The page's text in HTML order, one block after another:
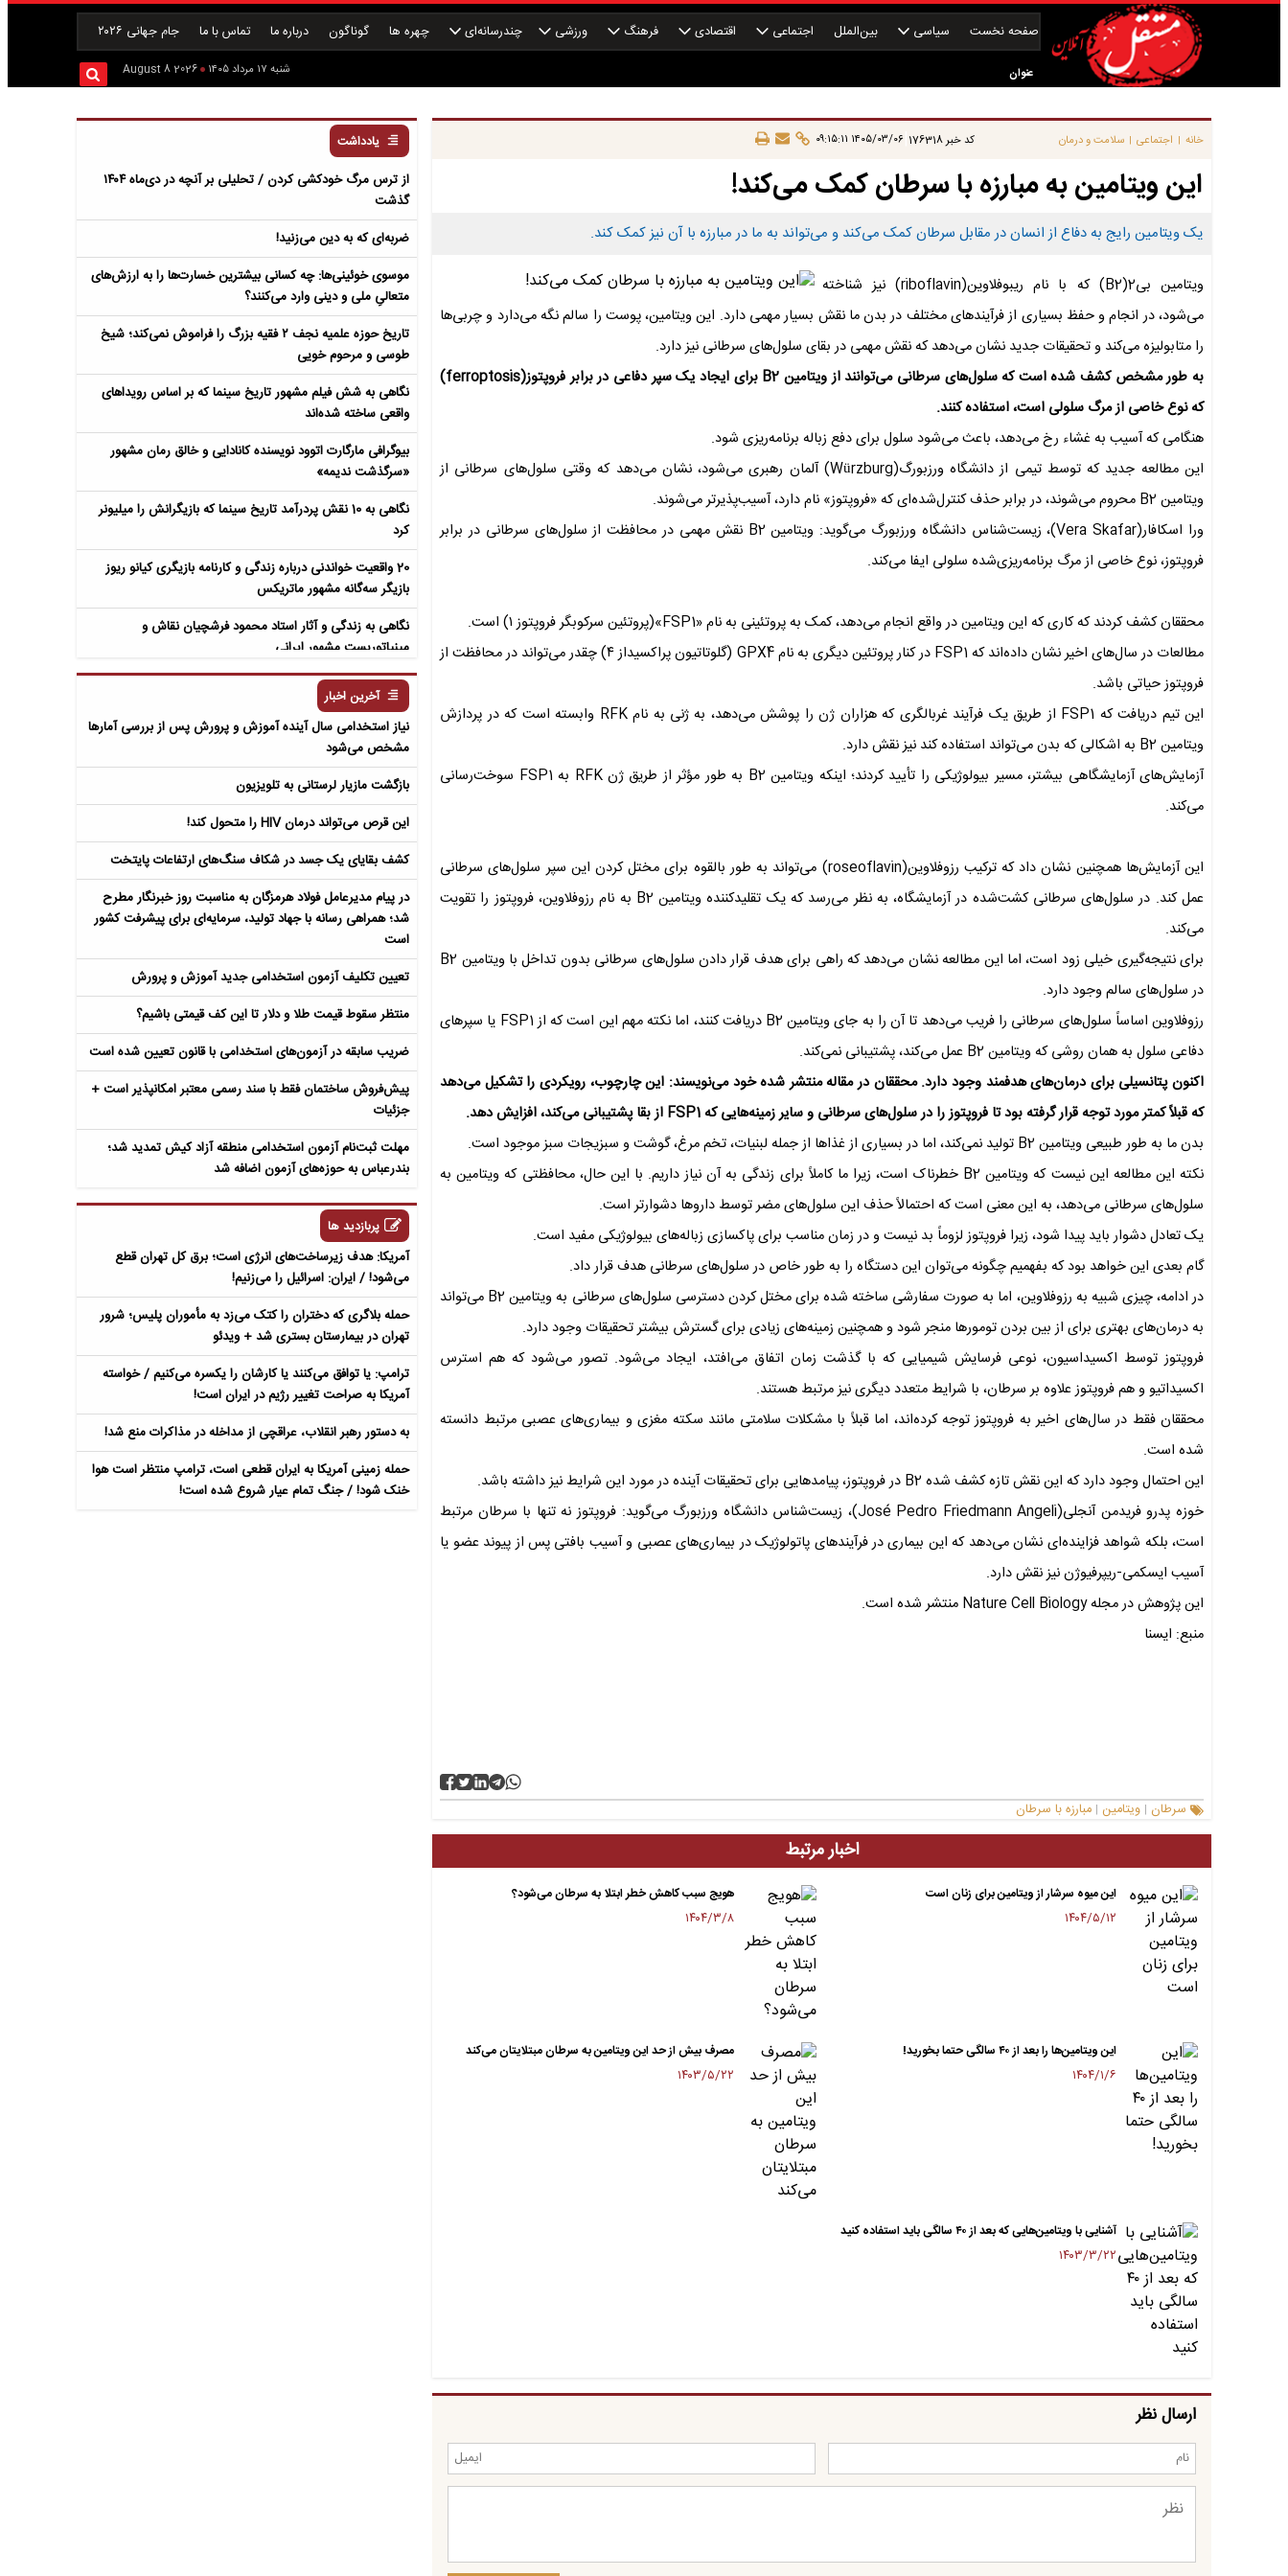
صفحه نخست سیاسی بین‌الملل اجتماعی اقتصادی فرهنگ ورزشی چندرسانه‌ای چهره ها گوناگون درباره ما تماس با ما جام جهانی ۲۰۲۶
عنوان شنبه ۱۷ مرداد ۱۴۰۵ 2026 August 8
خانه | اجتماعی | سلامت و درمان کد خبر176318 ۱۴۰۵/۰۳/۰۶ ۰۹:۱۵:۱۱
این ویتامین به مبارزه با سرطان کمک می‌کند!
یک ویتامین رایج به دفاع از انسان در مقابل سرطان کمک می‌کند و می‌تواند به ما در مبارزه با آن نیز کمک کند.
ویتامین بی2(B2) که با نام ریبوفلاوین(riboflavin) نیز شناخته
می‌شود، در انجام و حفظ بسیاری از فرآیندهای مختلف در بدن ما نقش بسیار مهمی دارد. این ویتامین، پوست را سالم نگه می‌دارد و چربی‌ها
را متابولیزه می‌کند و تحقیقات جدید نشان می‌دهد که نقش مهمی در بقای سلول‌های سرطانی نیز دارد.
به طور مشخص کشف شده است که سلول‌های سرطانی می‌توانند از ویتامین B2 برای ایجاد یک سپر دفاعی در برابر فروپتوز(ferroptosis)
که نوع خاصی از مرگ سلولی است، استفاده کنند.
هنگامی که آسیب به غشاء رخ می‌دهد، باعث می‌شود سلول برای دفع زباله برنامه‌ریزی شود.
این مطالعه جدید که توسط تیمی از دانشگاه ورزبورگ(Würzburg) آلمان رهبری می‌شود، نشان می‌دهد که وقتی سلول‌های سرطانی از
ویتامین B2 محروم می‌شوند، در برابر حذف کنترل‌شده‌ای که «فروپتوز» نام دارد، آسیب‌پذیرتر می‌شوند.
ورا اسکافار(Vera Skafar)، زیست‌شناس دانشگاه ورزبورگ می‌گوید: ویتامین B2 نقش مهمی در محافظت از سلول‌های سرطانی در برابر
فروپتوز، نوع خاصی از مرگ برنامه‌ریزی‌شده سلولی ایفا می‌کند.
محققان کشف کردند که کاری که این ویتامین در واقع انجام می‌دهد، کمک به پروتئینی به نام «FSP1»(پروتئین سرکوبگر فروپتوز ۱) است.
مطالعات در سال‌های اخیر نشان داده‌اند که FSP1 در کنار پروتئین دیگری به نام GPX4 (گلوتاتیون پراکسیداز ۴) چقدر می‌تواند در محافظت از
فروپتوز حیاتی باشد.
این تیم دریافت که FSP1 از طریق یک فرآیند غربالگری که هزاران ژن را پوشش می‌دهد، به ژنی به نام RFK وابسته است که در پردازش
ویتامین B2 به اشکالی که بدن می‌تواند استفاده کند نیز نقش دارد.
آزمایش‌های آزمایشگاهی بیشتر، مسیر بیولوژیکی را تأیید کردند؛ اینکه ویتامین B2 به طور مؤثر از طریق ژن RFK به FSP1 سوخت‌رسانی
می‌کند.
این آزمایش‌ها همچنین نشان داد که ترکیب رزوفلاوین(roseoflavin) می‌تواند به طور بالقوه برای مختل کردن این سپر سلول‌های سرطانی
عمل کند. در سلول‌های سرطانی کشت‌شده در آزمایشگاه، به نظر می‌رسد که یک تقلیدکننده ویتامین B2 به نام رزوفلاوین، فروپتوز را تقویت
می‌کند.
برای نتیجه‌گیری خیلی زود است، اما این مطالعه نشان می‌دهد که راهی برای هدف قرار دادن سلول‌های سرطانی بدون تداخل با ویتامین B2
در سلول‌های سالم وجود دارد.
رزوفلاوین اساساً سلول‌های سرطانی را فریب می‌دهد تا آن را به جای ویتامین B2 دریافت کنند، اما نکته مهم این است که از FSP1 یا سپرهای
دفاعی سلول به همان روشی که ویتامین B2 عمل می‌کند، پشتیبانی نمی‌کند.
اکنون پتانسیلی برای درمان‌های هدفمند وجود دارد. محققان در مقاله منتشر شده خود می‌نویسند: این چارچوب، رویکردی را تشکیل می‌دهد
که قبلاً کمتر مورد توجه قرار گرفته بود تا فروپتوز را در سلول‌های سرطانی و سایر زمینه‌هایی که FSP1 از بقا پشتیبانی می‌کند، افزایش دهد.
بدن ما به طور طبیعی ویتامین B2 تولید نمی‌کند، اما در بسیاری از غذاها از جمله لبنیات، تخم مرغ، گوشت و سبزیجات سبز موجود است.
نکته این مطالعه این نیست که ویتامین B2 خطرناک است، زیرا ما کاملاً برای زندگی به آن نیاز داریم. با این حال، محافظتی که ویتامین به
سلول‌های سرطانی می‌دهد، به این معنی است که احتمالاً حذف این سلول‌های مضر توسط داروها دشوارتر است.
یک تعادل دشوار باید پیدا شود، زیرا فروپتوز لزوماً بد نیست و در زمان مناسب برای پاکسازی زباله‌های بیولوژیکی مفید است.
گام بعدی این خواهد بود که بفهمیم چگونه می‌توان این دستگاه را به طور خاص در سلول‌های سرطانی هدف قرار داد.
در ادامه، چیزی شبیه به رزوفلاوین، اما به صورت سفارشی ساخته شده برای مختل کردن دسترسی سلول‌های سرطانی به ویتامین B2 می‌تواند
به درمان‌های بهتری برای از بین بردن تومورها منجر شود و همچنین زمینه‌های زیادی برای گسترش بیشتر تحقیقات وجود دارد.
فروپتوز توسط اکسیداسیون، نوعی فرسایش شیمیایی که با گذشت زمان اتفاق می‌افتد، ایجاد می‌شود. تصور می‌شود که هم استرس
اکسیداتیو و هم فروپتوز علاوه بر سرطان، با شرایط متعدد دیگری نیز مرتبط هستند.
محققان فقط در سال‌های اخیر به فروپتوز توجه کرده‌اند، اما قبلاً با مشکلات سلامتی مانند سکته مغزی و بیماری‌های عصبی مرتبط دانسته
شده است.
این احتمال وجود دارد که این نقش تازه کشف شده B2 در فروپتوز، پیامدهایی برای تحقیقات آینده در مورد این شرایط نیز داشته باشد.
خوزه پدرو فریدمن آنجلی(José Pedro Friedmann Angeli)، زیست‌شناس دانشگاه ورزبورگ می‌گوید: فروپتوز نه تنها با سرطان مرتبط
است، بلکه شواهد فزاینده‌ای نشان می‌دهد که این بیماری در فرآیندهای پاتولوژیک در بیماری‌های عصبی و آسیب بافتی پس از پیوند عضو یا
آسیب ایسکمی-ریپرفیوژن نیز نقش دارد.
این پژوهش در مجله Nature Cell Biology منتشر شده است.
منبع: ایسنا
سرطان | ویتامین | مبارزه با سرطان
اخبار مرتبط
این میوه سرشار از ویتامین برای زنان است
۱۴۰۴/۵/۱۲
هویج سبب کاهش خطر ابتلا به سرطان می‌شود؟
۱۴۰۴/۳/۸
این ویتامین‌‌ها را بعد از ۴۰ سالگی حتما بخورید!
۱۴۰۴/۱/۶
مصرف بیش از حد این ویتامین به سرطان مبتلایتان می‌کند
۱۴۰۳/۵/۲۲
آشنایی با ویتامین‌هایی که بعد از ۴۰ سالگی باید استفاده کنید
۱۴۰۳/۳/۲۲
ارسال نظر
یادداشت
از ترس مرگ خودکشی کردن / تحلیلی بر آنچه در دی‌ماه ۱۴۰۴
گذشت
ضربه‌ای که به دین می‌زنید!
موسوی خوئینی‌ها: چه کسانی بیشترین خسارت‌ها را به ارزش‌های
متعالیِ ملی و دینی وارد می‌کنند؟
تاریخ حوزه علمیه نجف ۲ فقیه بزرگ را فراموش نمی‌کند؛ شیخ
طوسی و مرحوم خویی
نگاهی به شش فیلم مشهور تاریخ سینما که بر اساس رویداهای
واقعی ساخته شده‌اند
بیوگرافی مارگارت اتوود نویسنده کانادایی و خالق رمان مشهور
«سرگذشت ندیمه»
نگاهی به 10 نقش پردرآمد تاریخ سینما که بازیگرانش را میلیونر
کرد
20 واقعیت خواندنی درباره زندگی و کارنامه بازیگری کیانو ریوز
بازیگر سه‌گانه مشهور ماتریکس
نگاهی به زندگی و آثار استاد محمود فرشچیان نقاش و
مینیاتوریست مشهور ایرانی
نگاهی به زندگی و آثار عباس معروفی نویسنده ایرانی و خالق رمان
سمفونی مردگان
آخرین اخبار
نیاز استخدامی سال آینده آموزش و پرورش پس از بررسی آمارها
مشخص می‌شود
بازگشت مازیار لرستانی به تلویزیون
این قرص می‌تواند درمان HIV را متحول کند!
کشف بقایای یک جسد در شکاف سنگ‌های ارتفاعات پایتخت
در پیام مدیرعامل فولاد هرمزگان به مناسبت روز خبرنگار مطرح
شد؛ همراهی رسانه با جهاد تولید، سرمایه‌ای برای پیشرفت کشور
است
تعیین تکلیف آزمون استخدامی جدید آموزش و پرورش
منتظر سقوط قیمت طلا و دلار تا این کف قیمتی باشیم؟
ضریب سابقه در آزمون‌های استخدامی با قانون تعیین شده است
پیش‌فروش ساختمان فقط با سند رسمی معتبر امکانپذیر است +
جزئیات
مهلت ثبت‌نام آزمون استخدامی منطقه آزاد کیش تمدید شد؛
بندرعباس به حوزه‌های آزمون اضافه شد
پربازدید ها
آمریکا: هدف زیرساخت‌های انرژی است؛ برق کل تهران قطع
می‌شود! / ایران: اسرائیل را می‌زنیم!
حمله بلاگری که دختران را کتک می‌زد به مأموران پلیس؛ شرور
تهران در بیمارستان بستری شد + ویدئو
ترامپ: یا توافق می‌کنند یا کارشان را یکسره می‌کنیم / خواسته
آمریکا به صراحت تغییر رژیم در ایران است!
به دستور رهبر انقلاب، عراقچی از مداخله در مذاکرات منع شد!
حمله زمینی آمریکا به ایران قطعی است، ترامپ منتظر است هوا
خنک شود! / جنگ تمام عیار شروع شده است!